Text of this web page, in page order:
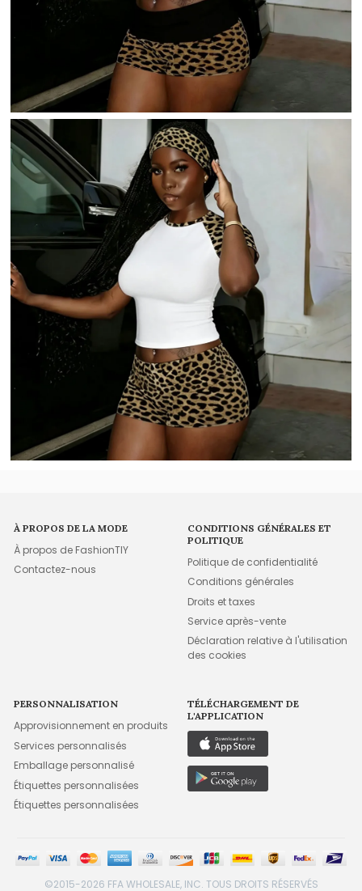
À PROPOS DE LA MODE
À propos de FashionTIY
Contactez-nous
CONDITIONS GÉNÉRALES ET
POLITIQUE
Politique de confidentialité
Conditions générales
Droits et taxes
Service après-vente
Déclaration relative à l'utilisation
des cookies
PERSONNALISATION
Approvisionnement en produits
Services personnalisés
Emballage personnalisé
Étiquettes personnalisées
Étiquettes personnalisées
TÉLÉCHARGEMENT DE
L'APPLICATION
©2015-2026 FFA WHOLESALE, INC. TOUS DROITS RÉSERVÉS